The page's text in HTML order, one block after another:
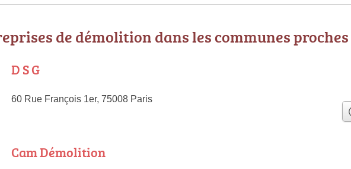
de démolition dans les communes proches
D S G
60 Rue François 1er, 75008 Paris
Cam Démolition